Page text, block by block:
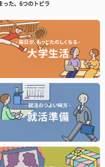
った、6つのトビラ